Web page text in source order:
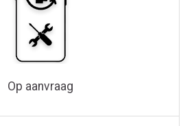
Op aanvraag